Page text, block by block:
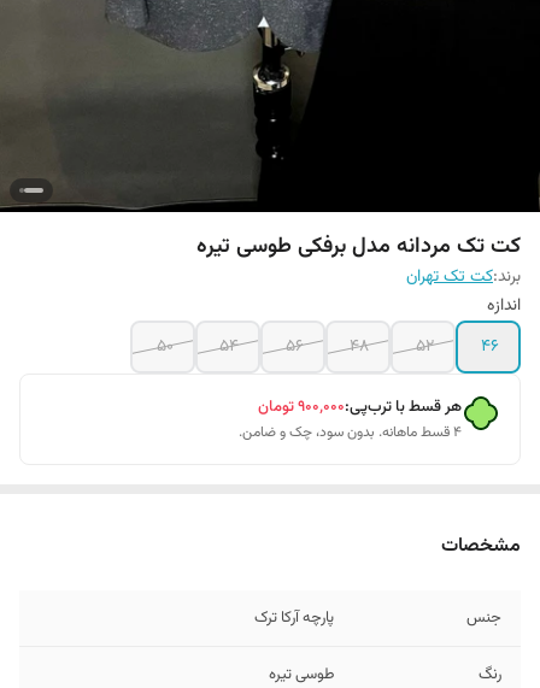
کت تک مردانه مدل برفکی طوسی تیره
برند:کت تک تهران
اندازه
۴۶
۵۲ ۴۸ ۵۶ ۵۴ ۵۰
هر قسط با ترب‌پی:۹۰۰٬۰۰۰تومان
۴ قسط ماهانه. بدون سود، چک و ضامن.
مشخصات
جنس پارچه آرکا ترک
رنگ طوسی تیره